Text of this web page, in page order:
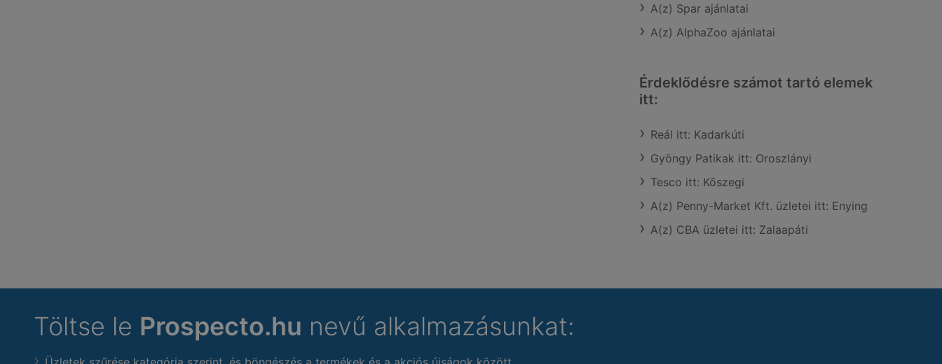
A(z) Spar ajánlatai
A(z) AlphaZoo ajánlatai
Érdeklődésre számot tartó elemek
itt:
Reál itt: Kadarkúti
Gyöngy Patikak itt: Oroszlányi
Tesco itt: Kőszegi
A(z) Penny-Market Kft. üzletei itt: Enying
A(z) CBA üzletei itt: Zalaapáti
Töltse le Prospecto.hu nevű alkalmazásunkat: